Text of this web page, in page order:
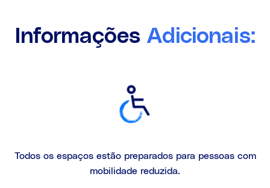
Informações Adicionais:
Todos os espaços estão preparados para pessoas com
mobilidade reduzida.